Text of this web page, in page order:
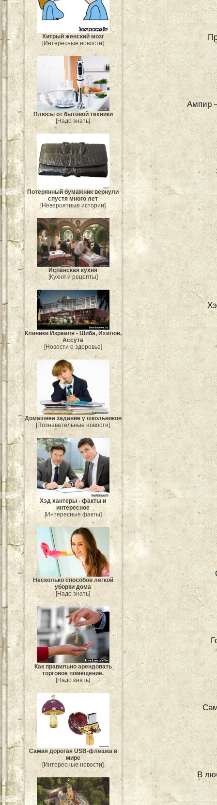
Хитрый женский мозг
[Интересные новости]
Плюсы от бытовой техники
[Надо знать]
Потерянный бумажник вернули
спустя много лет
[Невероятные истории]
Испанская кухня
[Кухня и рецепты]
Клиники Израиля - Шиба, Ихилов,
Ассута
[Новости о здоровье]
Домашнее задание у школьников
[Познавательные новости]
Хэд хантеры - факты и
интересное
[Интересные факты]
Несколько способов легкой
уборки дома
[Надо знать]
Как правильно арендовать
торговое помещение.
[Надо знать]
Самая дорогая USB-флешка в
мире
[Интересные новости]
Ампир
В